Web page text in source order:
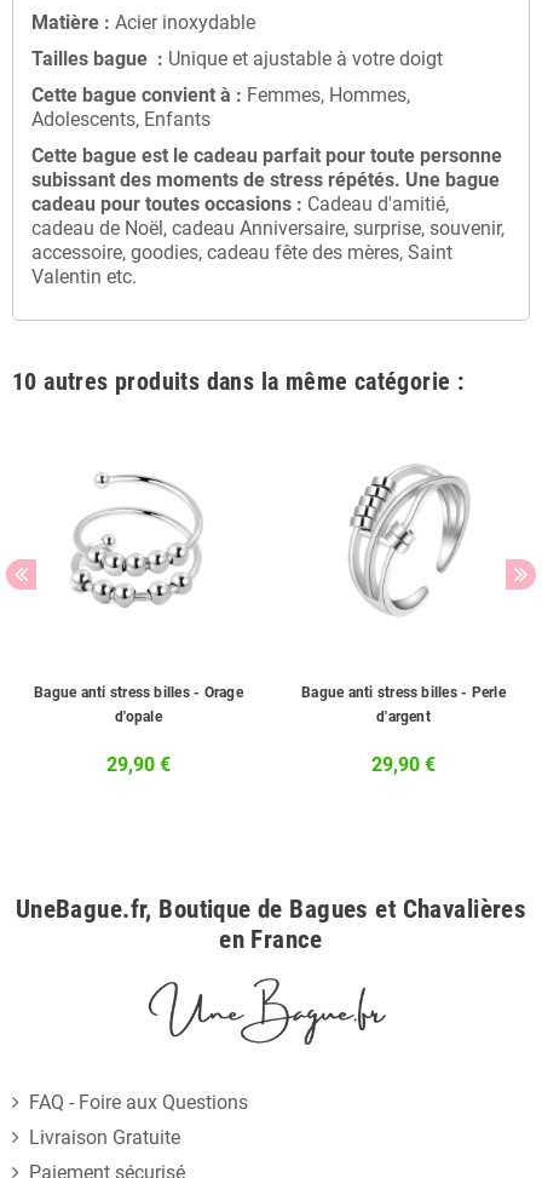
Matière : Acier inoxydable
Tailles bague : Unique et ajustable à votre doigt
Cette bague convient à : Femmes, Hommes,
Adolescents, Enfants
Cette bague est le cadeau parfait pour toute personne
subissant des moments de stress répétés. Une bague
cadeau pour toutes occasions : Cadeau d'amitié,
cadeau de Noël, cadeau Anniversaire, surprise, souvenir,
accessoire, goodies, cadeau fête des mères, Saint
Valentin etc.
10 autres produits dans la même catégorie :
Bague anti stress billes - Orage
d'opale
29,90 €
Bague anti stress billes - Perle
d'argent
29,90 €
UneBague.fr, Boutique de Bagues et Chavalières
en France
FAQ - Foire aux Questions
Livraison Gratuite
Paiement sécurisé